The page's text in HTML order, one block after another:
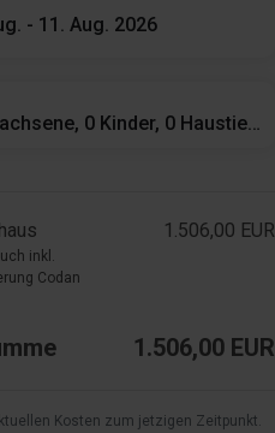
- 11. Aug. 2026
inkl.
Codan
1.506,00 EUR
1.506,00 EUR
Kosten zum jetzigen Zeitpunkt.